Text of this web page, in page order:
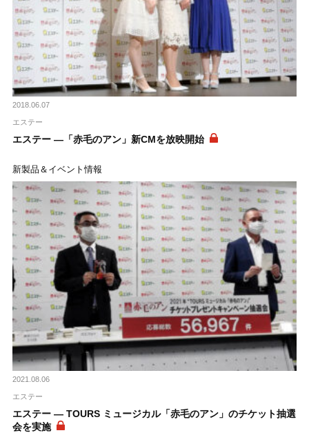
2018.06.07
エステー
エステー ―「赤毛のアン」新CMを放映開始
新製品＆イベント情報
2021.08.06
エステー
エステー ― TOURS ミュージカル「赤毛のアン」のチケット抽選
会を実施